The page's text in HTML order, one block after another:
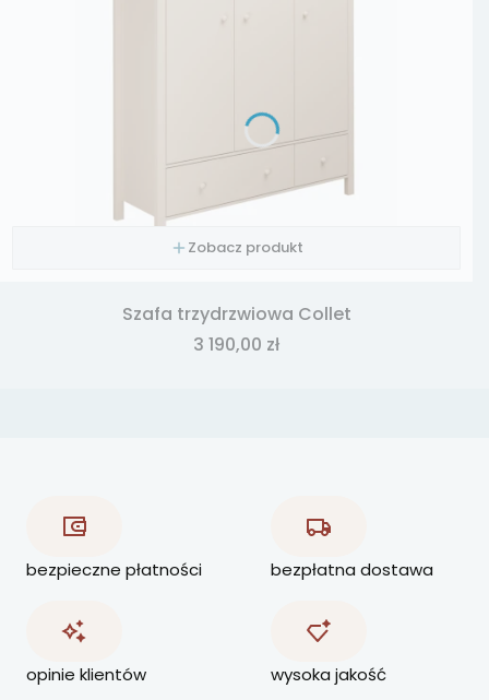
Zobacz produkt
Szafa trzydrzwiowa Collet
Cena
3 190,00 zł
bezpieczne płatności bezpłatna dostawa
opinie klientów wysoka jakość